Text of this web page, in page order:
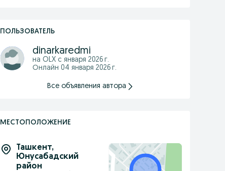
ПОЛЬЗОВАТЕЛЬ
dinarkaredmi
на OLX с января 2026 г.
Онлайн 04 января 2026 г.
Все объявления автора
МЕСТОПОЛОЖЕНИЕ
Ташкент,
Юнусабадский
район